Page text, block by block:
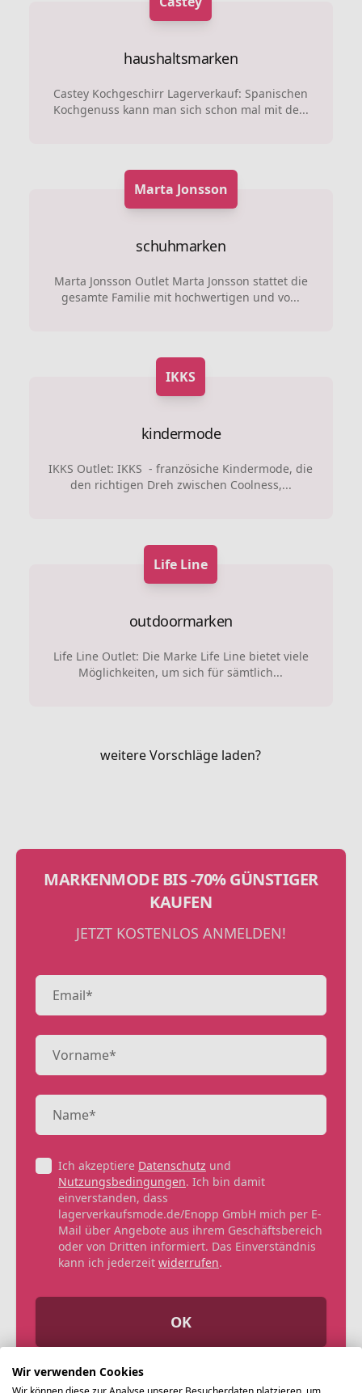
haushaltsmarken
Castey Kochgeschirr Lagerverkauf: Spanischen
Kochgenuss kann man sich schon mal mit de...
Marta Jonsson
schuhmarken
Marta Jonsson Outlet Marta Jonsson stattet die
gesamte Familie mit hochwertigen und vo...
IKKS
kindermode
IKKS Outlet: IKKS - französiche Kindermode, die
den richtigen Dreh zwischen Coolness,...
Life Line
outdoormarken
Life Line Outlet: Die Marke Life Line bietet viele
Möglichkeiten, um sich für sämtlich...
weitere Vorschläge laden?
MARKENMODE BIS -70% GÜNSTIGER
KAUFEN
JETZT KOSTENLOS ANMELDEN!
Ich akzeptiere Datenschutz und
Nutzungsbedingungen. Ich bin damit
einverstanden, dass
lagerverkaufsmode.de/Enopp GmbH mich per E-
Mail über Angebote aus ihrem Geschäftsbereich
oder von Dritten informiert. Das Einverständnis
kann ich jederzeit widerrufen.
OK
Wir verwenden Cookies